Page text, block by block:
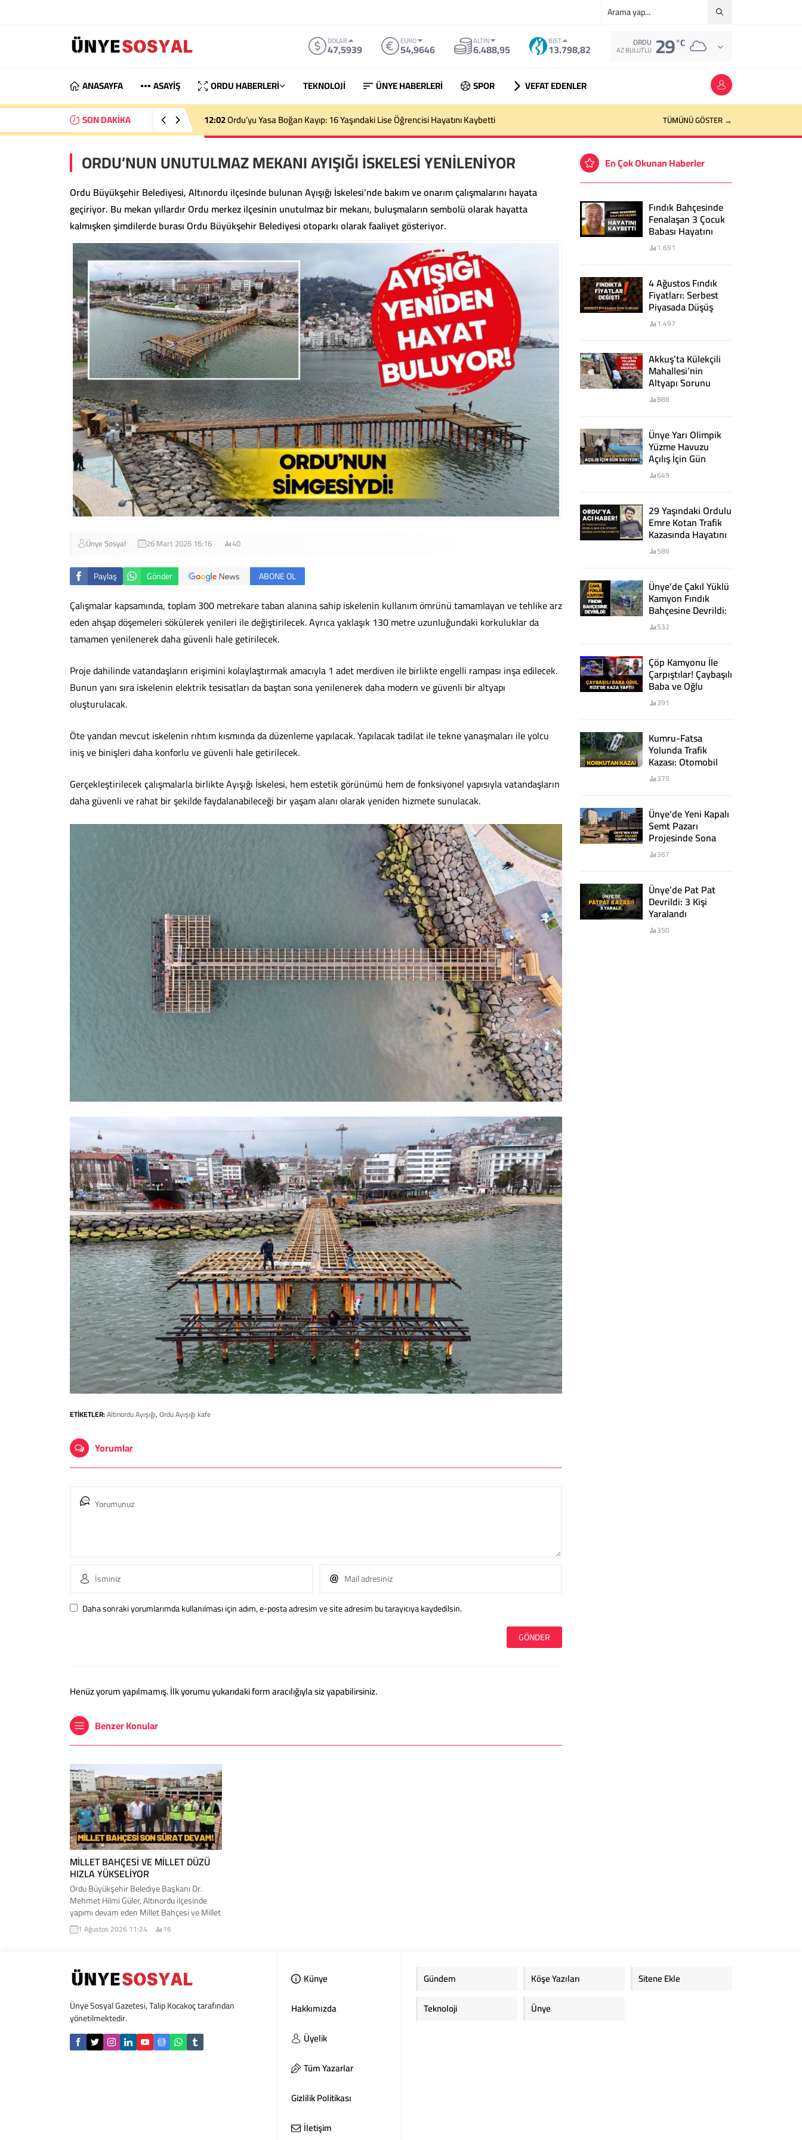
DOLAR
47,5939 EURO
54,9646 ALTIN
6.488,95 BIST
13.798,82 ORDU
AZ BULUTLU 29°C
ANASAYFA ASAYİŞ ORDU HABERLERİ TEKNOLOJİ ÜNYE HABERLERİ SPOR
VEFAT EDENLER
SON DAKİKA
12:02Ordu’yu Yasa Boğan Kayıp: 16 Yaşındaki Lise Öğrencisi Hayatını Kaybetti TÜMÜNÜ GÖSTER →
ORDU’NUN UNUTULMAZ MEKANI AYIŞIĞI İSKELESİ YENİLENİYOR
Ordu Büyükşehir Belediyesi, Altınordu ilçesinde bulunan Ayışığı İskelesi’nde bakım ve onarım çalışmalarını hayata
geçiriyor. Bu mekan yıllardır Ordu merkez ilçesinin unutulmaz bir mekanı, buluşmaların sembolü olarak hayatta
kalmışken şimdilerde burası Ordu Büyükşehir Belediyesi otoparkı olarak faaliyet gösteriyor.
Ünye Sosyal 26 Mart 2026 16:16 40
Paylaş Gönder ABONE OL
Çalışmalar kapsamında, toplam 300 metrekare taban alanına sahip iskelenin kullanım ömrünü tamamlayan ve tehlike arz
eden ahşap döşemeleri sökülerek yenileri ile değiştirilecek. Ayrıca yaklaşık 130 metre uzunluğundaki korkuluklar da
tamamen yenilenerek daha güvenli hale getirilecek.
Proje dahilinde vatandaşların erişimini kolaylaştırmak amacıyla 1 adet merdiven ile birlikte engelli rampası inşa edilecek.
Bunun yanı sıra iskelenin elektrik tesisatları da baştan sona yenilenerek daha modern ve güvenli bir altyapı
oluşturulacak.
Öte yandan mevcut iskelenin rıhtım kısmında da düzenleme yapılacak. Yapılacak tadilat ile tekne yanaşmaları ile yolcu
iniş ve binişleri daha konforlu ve güvenli hale getirilecek.
Gerçekleştirilecek çalışmalarla birlikte Ayışığı İskelesi, hem estetik görünümü hem de fonksiyonel yapısıyla vatandaşların
daha güvenli ve rahat bir şekilde faydalanabileceği bir yaşam alanı olarak yeniden hizmete sunulacak.
ETİKETLER:Altınordu Ayışığı,Ordu Ayışığı kafe
Yorumlar
Daha sonraki yorumlarımda kullanılması için adım, e-posta adresim ve site adresim bu tarayıcıya kaydedilsin.
Henüz yorum yapılmamış. İlk yorumu yukarıdaki form aracılığıyla siz yapabilirsiniz.
Benzer Konular
MİLLET BAHÇESİ VE MİLLET DÜZÜ
HIZLA YÜKSELİYOR
Ordu Büyükşehir Belediye Başkanı Dr.
Mehmet Hilmi Güler, Altınordu ilçesinde
yapımı devam eden Millet Bahçesi ve Millet
Düzü projelerinde incelemelerde bulundu.
Çalışmaları yerinde takip eden Başkan
İşte detaylar...
1 Ağustos 2026 11:24 16
En Çok Okunan Haberler
Fındık Bahçesinde
Fenalaşan 3 Çocuk
Babası Hayatını
Kaybetti
1.691
4 Ağustos Fındık
Fiyatları: Serbest
Piyasada Düşüş
Sürüyor!
1.497
Akkuş’ta Külekçili
Mahallesi’nin
Altyapı Sorunu
Giderildi
888
Ünye Yarı Olimpik
Yüzme Havuzu
Açılış İçin Gün
Sayıyor
649
29 Yaşındaki Ordulu
Emre Kotan Trafik
Kazasında Hayatını
Kaybetti
586
Ünye’de Çakıl Yüklü
Kamyon Fındık
Bahçesine Devrildi:
2 Yaralı
532
Çöp Kamyonu İle
Çarpıştılar! Çaybaşılı
Baba ve Oğlu
Rize’de Kaza Yaptı!
391
Kumru-Fatsa
Yolunda Trafik
Kazası: Otomobil
Şarampole Devrildi
375
Ünye’de Yeni Kapalı
Semt Pazarı
Projesinde Sona
Yaklaşıldı
367
Ünye’de Pat Pat
Devrildi: 3 Kişi
Yaralandı
350
Ünye Sosyal Gazetesi, Talip Kocakoç tarafından
yönetilmektedir.
Künye
Hakkımızda
Üyelik
Tüm Yazarlar
Gizlilik Politikası
İletişim
Gündem Köşe Yazıları
Sitene Ekle
Teknoloji
Ünye